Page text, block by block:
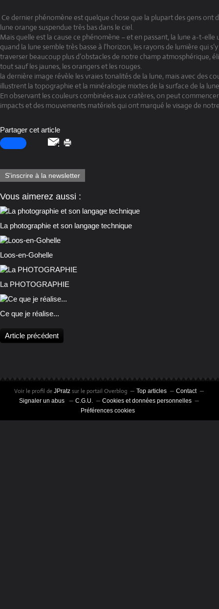
Ce dernier phénomène est quelque chose que la plupart des gens ont
lune orange suspendue très bas dans le ciel.
Mais quelle est la cause ce phénomène – et en passant, la lune a-t-elle
quand la lune semble très basse à l'horizon, les rayons de lumière qui
traverser beaucoup plus d’obstacles de notre champ atmosphérique,
tout sauf les jaunes, les orangers et les rouges.
la dernière image révèle les vraies tonalités de la lune, mais avec des
illustrent la topographie et la minéralogie mixtes de la surface de la
En observant les couleurs combinées aux cratères, on peut
impacts et des mouvements matériels qui ont marqué le visage de
Partager cet article
S'inscrire à la newsletter
Vous aimerez aussi :
La photographie et son langage technique
Loos-en-Gohelle
La PHOTOGRAPHIE
Ce que je réalise...
Article précédent
Voir le profil deJPratz sur le portail Overblog Top articles
Contact
Signaler un abus
C.G.U.
Cookies et données personnelles
Préférences cookies